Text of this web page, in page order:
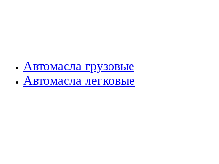
Автомасла грузовые
Автомасла легковые